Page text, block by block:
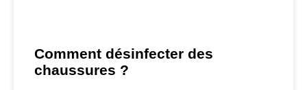
Comment désinfecter des
chaussures ?